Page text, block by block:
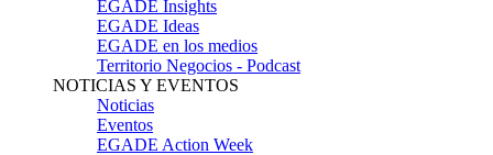
EGADE Insights
EGADE Ideas
EGADE en los medios
Territorio Negocios - Podcast
NOTICIAS Y EVENTOS
Noticias
Eventos
EGADE Action Week